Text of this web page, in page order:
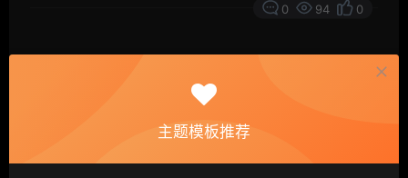
0 94 0
合作发布会，推出战略型产品“学易魔方作业“，双方也将
媒体表示，魔方格不仅会做线上产品，同步也会探索线下
主题模板推荐